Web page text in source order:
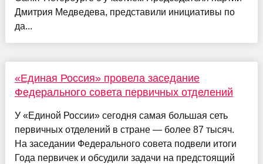
Дмитрия Медведева, представили инициативы по
да...
«Единая Россия» провела заседание
Федерального совета первичных отделений
У «Единой России» сегодня самая большая сеть
первичных отделений в стране — более 87 тысяч.
На заседании Федерального совета подвели итоги
Года первичек и обсудили задачи на предстоящий